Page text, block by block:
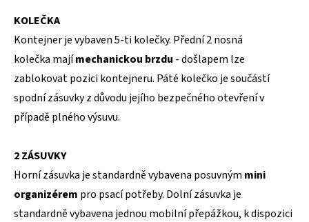
KOLEČKA
Kontejner je vybaven 5-ti kolečky. Přední 2 nosná
kolečka majímechanickou brzdu - došlapem lze
zablokovat pozici kontejneru. Páté kolečko je součástí
spodní zásuvky z důvodu jejího bezpečného otevření v
případě plného výsuvu.
2 ZÁSUVKY
Horní zásuvka je standardně vybavena posuvným mini
organizérem pro psací potřeby. Dolní zásuvka je
standardně vybavena jednou mobilní přepážkou, k dispozici